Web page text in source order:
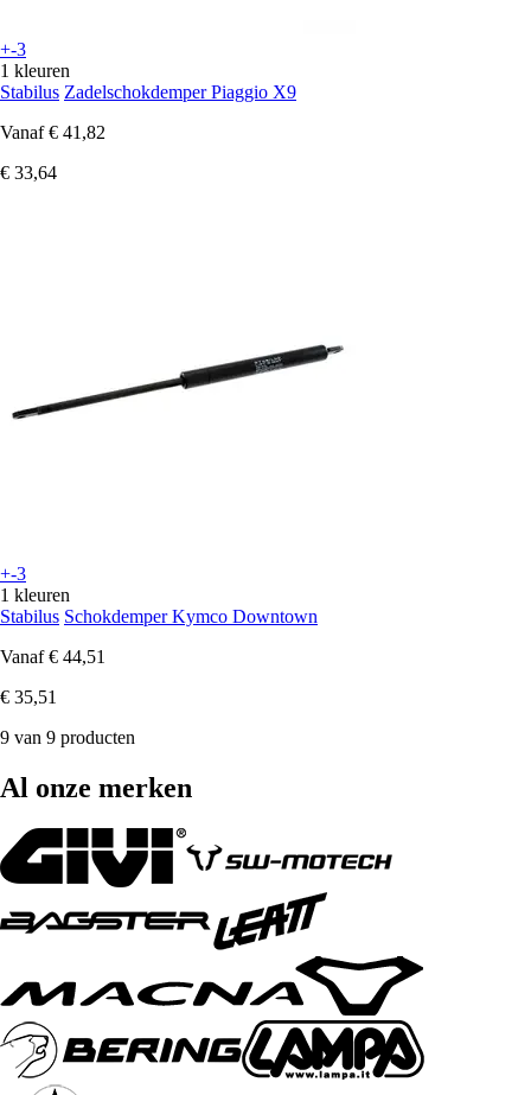
+-3
1 kleuren
Stabilus Zadelschokdemper Piaggio X9
Vanaf € 41,82
€ 33,64
+-3
1 kleuren
Stabilus Schokdemper Kymco Downtown
Vanaf € 44,51
€ 35,51
9 van 9 producten
Al onze merken